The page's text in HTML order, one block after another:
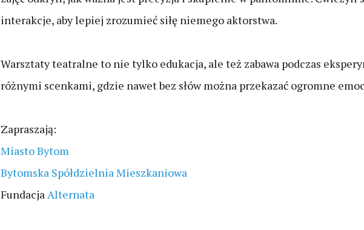
interakcje, aby lepiej zrozumieć siłę niemego aktorstwa.
Warsztaty teatralne to nie tylko edukacja, ale też zabawa podczas
różnymi scenkami, gdzie nawet bez słów można przekazać ogromne
Zapraszają:
Miasto Bytom
Bytomska Spółdzielnia Mieszkaniowa
FundacjaAlternata